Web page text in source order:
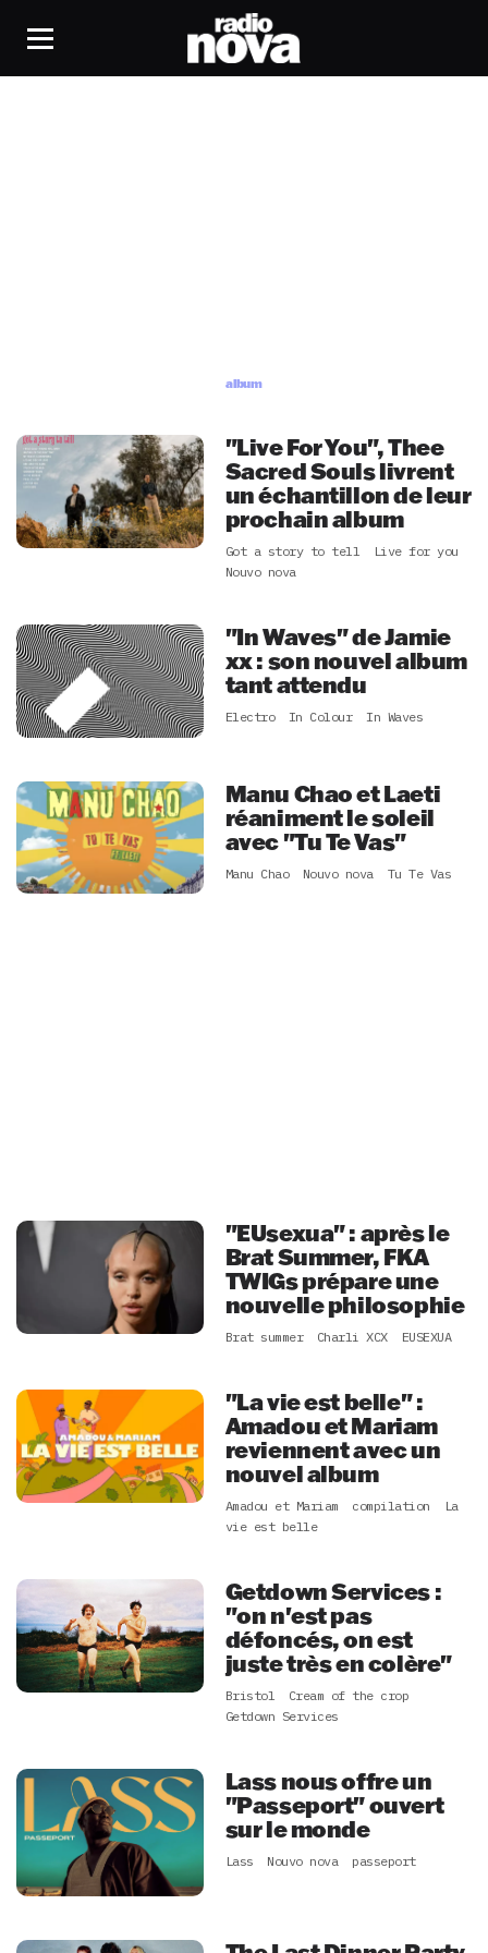
album
"Live For You", Thee
Sacred Souls livrent
un échantillon de leur
prochain album
Got a story to tell
Live for you
Nouvo nova
"In Waves" de Jamie
xx : son nouvel album
tant attendu
Electro In Colour In Waves
Manu Chao et Laeti
réaniment le soleil
avec "Tu Te Vas"
Manu Chao Nouvo nova Tu Te Vas
"EUsexua" : après le
Brat Summer, FKA
TWIGs prépare une
nouvelle philosophie
Brat summer Charli XCX EUSEXUA
"La vie est belle" :
Amadou et Mariam
reviennent avec un
nouvel album
Amadou et Mariam compilation
La
vie est belle
Getdown Services :
"on n'est pas
défoncés, on est
juste très en colère"
Bristol
Cream of the crop
Getdown Services
Lass nous offre un
"Passeport" ouvert
sur le monde
Lass Nouvo nova passeport